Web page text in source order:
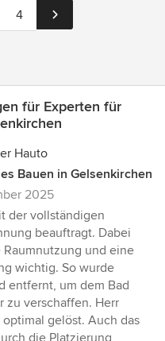
4
für Experten für
Hauto
Bauen in Gelsenkirchen
2025
der vollständigen
beauftragt. Dabei
und eine
wichtig. So wurde
entfernt, um dem Bad
zu verschaffen. Herr
gelöst. Auch das
die Platzierung